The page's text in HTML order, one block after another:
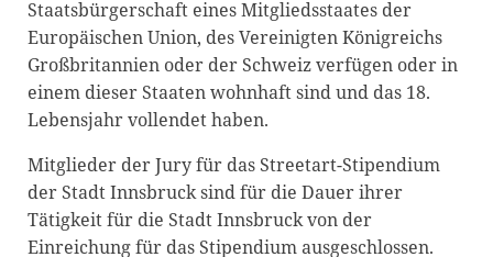
Staatsbürgerschaft eines Mitgliedsstaates der
Europäischen Union, des Vereinigten Königreichs
Großbritannien oder der Schweiz verfügen oder in
einem dieser Staaten wohnhaft sind und das 18.
Lebensjahr vollendet haben.
Mitglieder der Jury für das Streetart-Stipendium
der Stadt Innsbruck sind für die Dauer ihrer
Tätigkeit für die Stadt Innsbruck von der
Einreichung für das Stipendium ausgeschlossen.